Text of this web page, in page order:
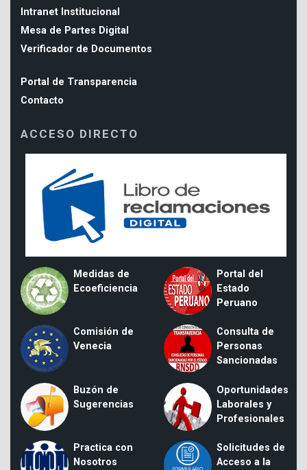
Intranet Institucional
Mesa de Partes Digital
Verificador de Documentos
Portal de Transparencia
Contacto
ACCESO DIRECTO
Medidas de
Ecoeficiencia
Portal del
Estado
Peruano
Comisión de
Venecia
Consulta de
Personas
Sancionadas
Buzón de
Sugerencias
Oportunidades
Laborales y
Profesionales
Practica con
Nosotros
Solicitudes de
Acceso a la